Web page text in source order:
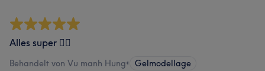
Alles super 👍🏻
Behandelt von Vu manh Hung• Gelmodellage